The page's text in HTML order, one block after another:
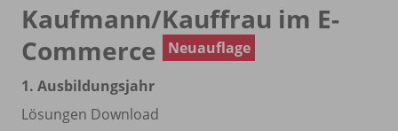
Kaufmann/Kauffrau im E-
Commerce
Neuauflage
1. Ausbildungsjahr
Lösungen Download